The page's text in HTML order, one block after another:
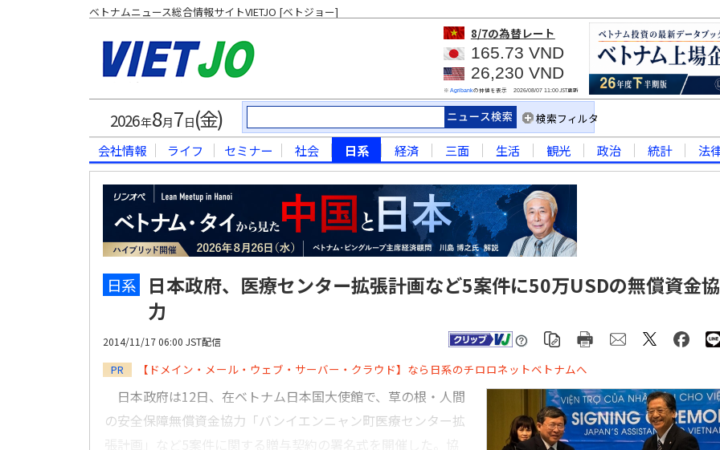
ベトナムニュース総合情報サイトVIETJO [ベトジョー]
8/7の為替レート
165.73 VND
26,230 VND
※ Agribankの仲値を表示 2026/08/07 11:00JST更新
2026年8月7 日(金) 検索フィルタ
会社情報 ライフ セミナー 社会 日系 経済 三面 生活 観光 政治 統計 法
日系
日本政府、医療センター拡張計画など5案件に50万USDの無償資金協
力
2014/11/17 06:00 JST配信
PR 【ドメイン・メール・ウェブ・サーバー・クラウド】なら日系のチロロネットベトナムへ
日本政府は12日、在ベトナム日本国大使館で、草の根・人間
の安全保障無償資金協力「バンイエンニャン町医療センター拡